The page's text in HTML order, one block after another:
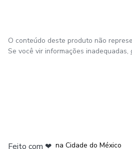
O conteúdo deste produto não
Se você vir informações inadequadas,
Feito com ❤ na Cidade do México